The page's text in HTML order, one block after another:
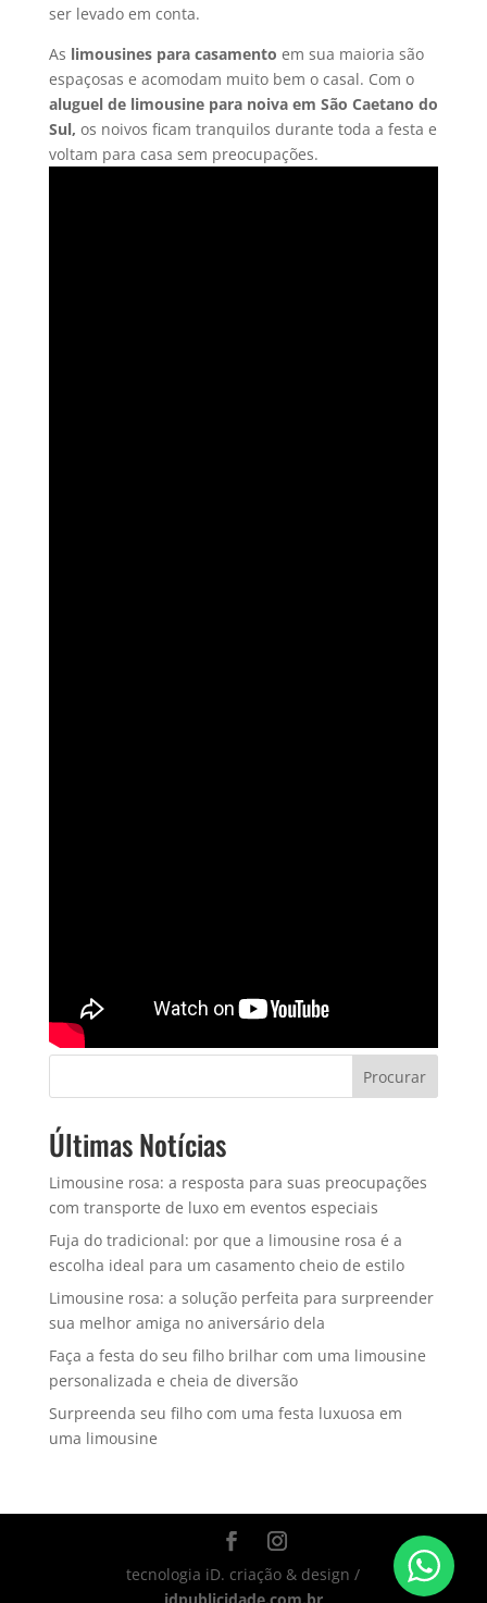
ser levado em conta.
As limousines para casamento em sua maioria são
espaçosas e acomodam muito bem o casal. Com o
aluguel de limousine para noiva em São Caetano do
Sul, os noivos ficam tranquilos durante toda a festa e
voltam para casa sem preocupações.
Procurar
Últimas Notícias
Limousine rosa: a resposta para suas preocupações
com transporte de luxo em eventos especiais
Fuja do tradicional: por que a limousine rosa é a
escolha ideal para um casamento cheio de estilo
Limousine rosa: a solução perfeita para surpreender
sua melhor amiga no aniversário dela
Faça a festa do seu filho brilhar com uma limousine
personalizada e cheia de diversão
Surpreenda seu filho com uma festa luxuosa em
uma limousine
tecnologia iD. criação & design /